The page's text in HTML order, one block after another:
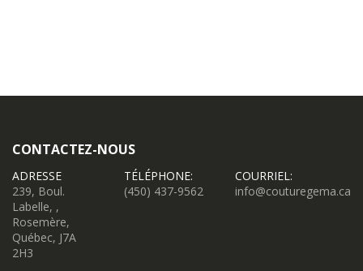
CONTACTEZ-NOUS
ADRESSE
239, Boul.
Labelle, ,
Rosemère,
Québec, J7A
2H3
TÉLÉPHONE:
(450) 437-9562
COURRIEL:
info@couturegema.ca